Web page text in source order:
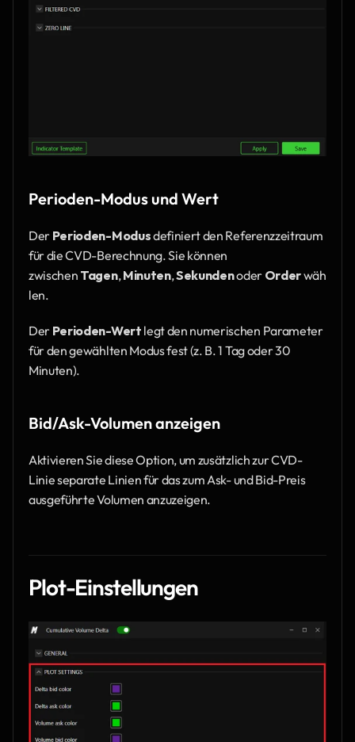
Perioden-Modus und Wert
Der Perioden-Modus definiert den Referenzzeitraum
für die CVD-Berechnung. Sie können
zwischen Tagen, Minuten, Sekunden oder Order wäh
len.
Der Perioden-Wert legt den numerischen Parameter
für den gewählten Modus fest (z. B. 1 Tag oder 30
Minuten).
Bid/Ask-Volumen anzeigen
Aktivieren Sie diese Option, um zusätzlich zur CVD-
Linie separate Linien für das zum Ask- und Bid-Preis
ausgeführte Volumen anzuzeigen.
Plot-Einstellungen